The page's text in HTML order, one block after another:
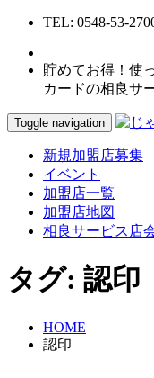
TEL: 0548-53-
貯めてお得！使
カードの相良サ
Toggle navigation
新規加盟店募集
イベント
加盟店一覧
加盟店地図
相良サービス店
タグ: 認印
HOME
認印